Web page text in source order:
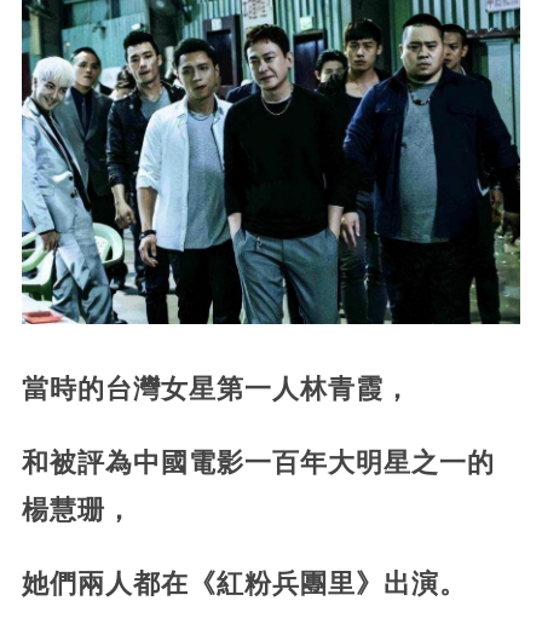
當時的台灣女星第一人林青霞，
和被評為中國電影一百年大明星之一的
楊慧珊，
她們兩人都在《紅粉兵團里》出演。